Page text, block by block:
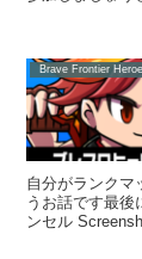
Brave Frontier
自分がランクマ
うお話です最後にバ
ンセル Screenshot 言ってること全部つよい（つよい） EXやスフィ